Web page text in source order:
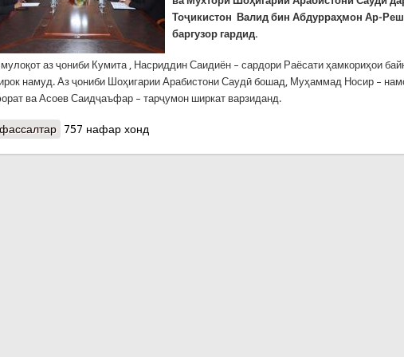
Тоҷикистон Валид бин Абдурраҳмон Ар-
баргузор гардид.
аз ҷониби Кумита , Насриддин Саидиён – сардори Раёсати ҳамкориҳои
намуд. Аз ҷониби Шоҳигарии Арабистони Саудӣ бошад, Муҳаммад Носир –
ва Асоев Саидҷаъфар – тарҷумон ширкат варзиданд.
о КҲФ: Мулоқоти Раиси Кумитаи ҳолатҳои фавқулодда ва
757 нафар хонд